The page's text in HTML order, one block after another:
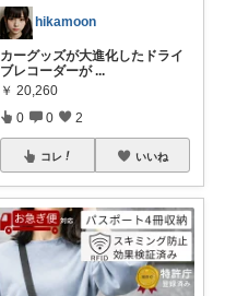
hikamoon
カーグッズが大進化したドライ
ブレコーダーが ...
￥ 20,260
0 0 2
コレ いいね